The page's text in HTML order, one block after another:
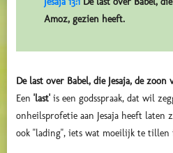
Amoz, gezien heeft.
De last over Babel, die Jesaja, de
Een 'last' is een godsspraak, dat wil
onheilsprofetie aan Jesaja heeft laten
ook "lading", iets wat moeilijk te tillen